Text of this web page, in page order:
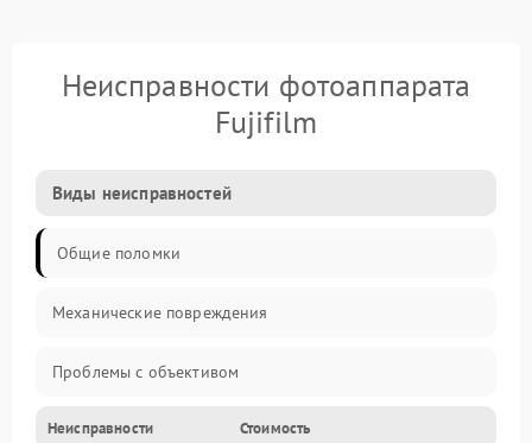
Неисправности фотоаппарата
Fujifilm
Виды неисправностей
Общие поломки
Механические повреждения
Проблемы с объективом
Электронные ошибки
Неисправности Стоимость